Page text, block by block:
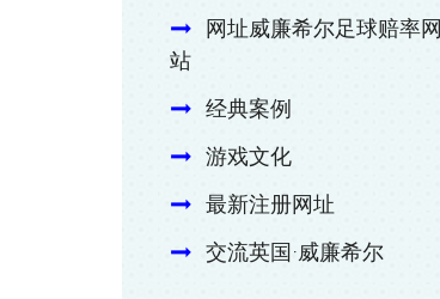
网址威廉希尔足球赔率网
站
经典案例
游戏文化
最新注册网址
交流英国·威廉希尔